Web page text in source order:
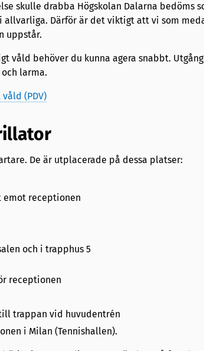
skulle drabba Högskolan Dalarna bedöms
allvarliga. Därför är det viktigt att vi som
uppstår.
våld behöver du kunna agera snabbt.
larma.
(PDV)
De är utplacerade på dessa platser:
emot receptionen
och i trapphus 5
receptionen
trappan vid huvudentrén
i Milan (Tennishallen).